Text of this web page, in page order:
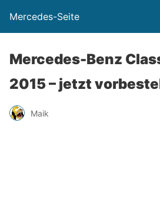
Mercedes-Seite
Mercedes-Benz
2015 – jetzt
Maik